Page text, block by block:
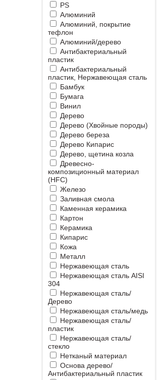
PS
Алюминий
Алюминий, покрытие
тефлон
Алюминий/дерево
Антибактериальный
пластик
Антибактериальный
пластик, Нержавеющая сталь
Бамбук
Бумага
Винил
Дерево
Дерево (Хвойные породы)
Дерево береза
Дерево Кипарис
Дерево, щетина козла
Древесно-
композиционный материал
(HFC)
Железо
Заливная смола
Каменная керамика
Картон
Керамика
Кипарис
Кожа
Металл
Нержавеющая сталь
Нержавеющая сталь AISI
304
Нержавеющая сталь/
Дерево
Нержавеющая сталь/медь
Нержавеющая сталь/
пластик
Нержавеющая сталь/
стекло
Нетканый материал
Основа дерево/
Антибактериальный пластик